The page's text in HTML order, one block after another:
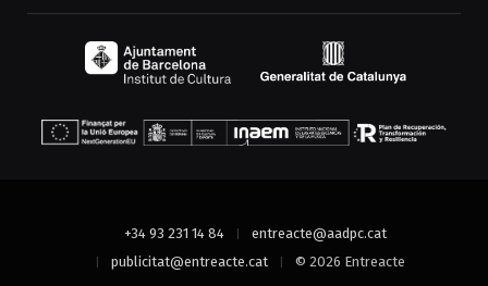
+34 93 231 14 84
entreacte@aadpc.cat
publicitat@entreacte.cat
© 2026 Entreacte